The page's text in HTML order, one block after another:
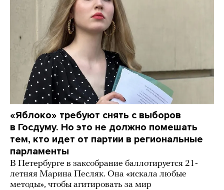
«Яблоко» требуют снять с выборов
в Госдуму. Но это не должно помешать
тем, кто идет от партии в региональные
парламенты
В Петербурге в заксобрание баллотируется 21-
летняя Марина Песляк. Она «искала любые
методы», чтобы агитировать за мир